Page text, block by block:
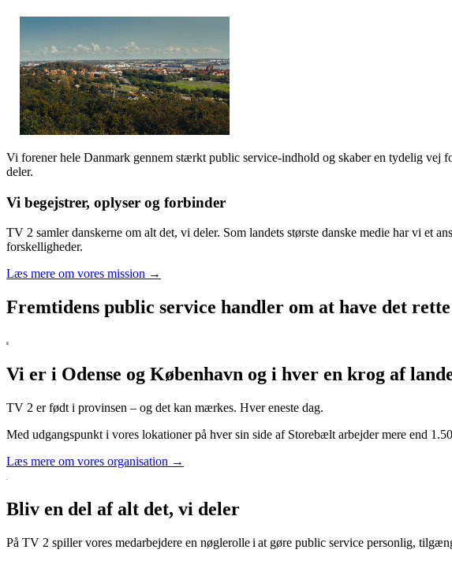
Vi forener hele Danmark gennem stærkt public service-indhold og skaber en tydelig vej
deler.
Vi begejstrer, oplyser og forbinder
TV 2 samler danskerne om alt det, vi deler. Som landets største danske medie har vi et
forskelligheder.
Læs mere om vores mission →
Fremtidens public service handler om at have det
Vi er i Odense og København og i hver en krog af
TV 2 er født i provinsen – og det kan mærkes. Hver eneste dag.
Med udgangspunkt i vores lokationer på hver sin side af Storebælt arbejder mere end
Læs mere om vores organisation →
Bliv en del af alt det, vi deler
På TV 2 spiller vores medarbejdere en nøglerolle i at gøre public service personlig,